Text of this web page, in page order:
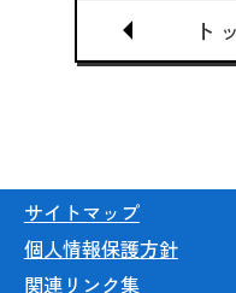
ト
サイトマップ
個人情報保護方針
関連リンク集